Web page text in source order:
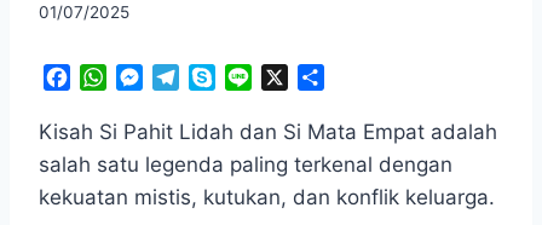
01/07/2025
c
e
o
W
a
t
A
M
s
s
n
l
e
r
y
p
n
e
a
r
Kisah Si Pahit Lidah dan Si Mata Empat adalah
salah satu legenda paling terkenal dengan
kekuatan mistis, kutukan, dan konflik keluarga.